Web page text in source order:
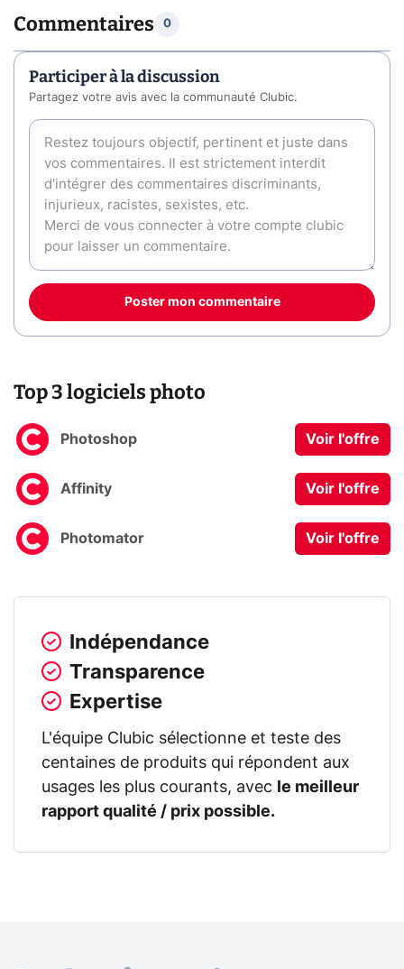
Commentaires 0
Participer à la discussion
Partagez votre avis avec la communauté Clubic.
Poster mon commentaire
Top 3 logiciels photo
Photoshop Voir l'offre
Affinity Voir l'offre
Photomator Voir l'offre
Indépendance
Transparence
Expertise
L'équipe Clubic sélectionne et teste des
centaines de produits qui répondent aux
usages les plus courants, avec
le meilleur
rapport qualité / prix possible.